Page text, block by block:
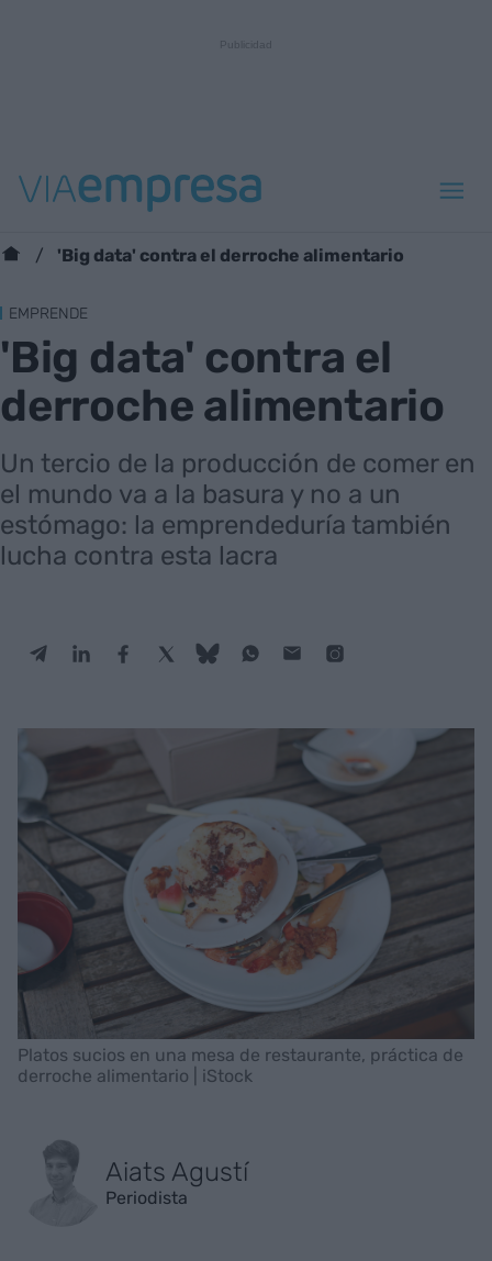
'Big data' contra el derroche alimentario
EMPRENDE
'Big data' contra el
derroche alimentario
Un tercio de la producción de comer en
el mundo va a la basura y no a un
estómago: la emprendeduría también
lucha contra esta lacra
Platos sucios en una mesa de restaurante, práctica de
derroche alimentario | iStock
Aiats Agustí
Periodista